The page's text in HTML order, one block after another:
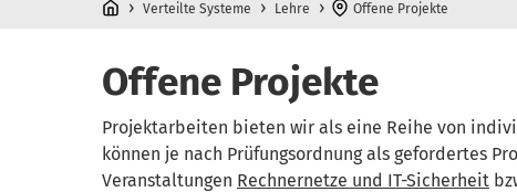
Verteilte Systeme Lehre Offene Projekte
Offene Projekte
Projektarbeiten bieten wir als eine Reihe von
können je nach Prüfungsordnung als gefordertes
Veranstaltungen Rechnernetze und IT-Sicherheit